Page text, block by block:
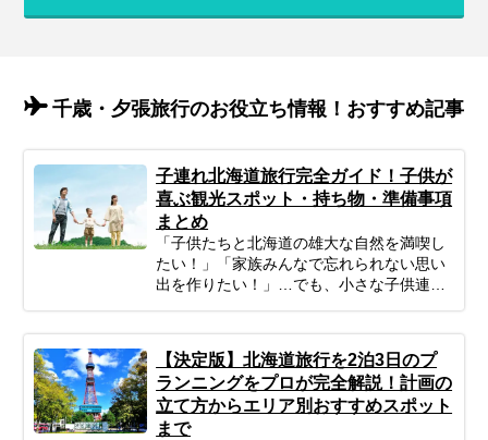
千歳・夕張旅行のお役立ち情報！おすすめ記事
子連れ北海道旅行完全ガイド！子供が
喜ぶ観光スポット・持ち物・準備事項
まとめ
「子供たちと北海道の雄大な自然を満喫し
たい！」「家族みんなで忘れられない思い
出を作りたい！」…でも、小さな子供連れ
計画すれば、子連れ北海道旅行は最高の体
験になります。 この記事では、子連れファ
ミリーが北海道旅行を思いっきり楽しむた
めの、計画の立て方の基本から、子供が絶
【決定版】北海道旅行を2泊3日のプ
ランニングをプロが完全解説！計画の
立て方からエリア別おすすめスポット
まで